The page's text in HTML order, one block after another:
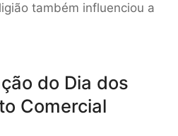
também influenciou a
do Dia dos
Comercial